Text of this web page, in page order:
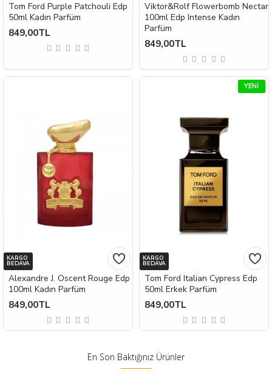
Tom Ford Purple Patchouli Edp
50ml Kadın Parfüm
849,00TL
Viktor&Rolf Flowerbomb Nectar
100ml Edp Intense Kadın
Parfüm
849,00TL
KARGO
BEDAVA
Alexandre J. Oscent Rouge Edp
100ml Kadın Parfüm
849,00TL
YENI
KARGO
BEDAVA
Tom Ford Italian Cypress Edp
50ml Erkek Parfüm
849,00TL
En Son Baktığınız Ürünler